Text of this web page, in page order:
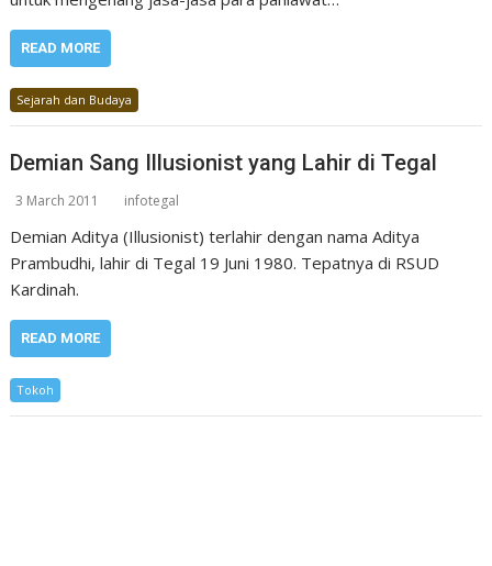
READ MORE
Sejarah dan Budaya
Demian Sang Illusionist yang Lahir di Tegal
3 March 2011 infotegal
Demian Aditya (Illusionist) terlahir dengan nama Aditya
Prambudhi, lahir di Tegal 19 Juni 1980. Tepatnya di RSUD
Kardinah.
READ MORE
Tokoh